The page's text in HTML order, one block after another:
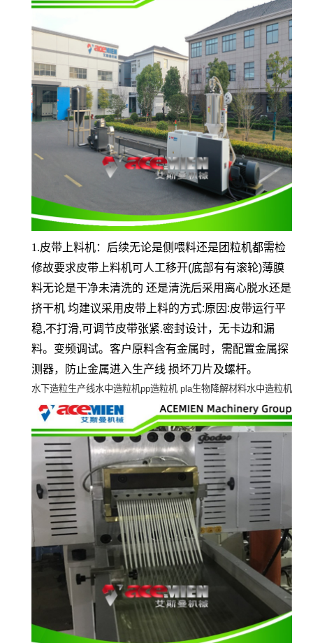
1.皮带上料机：后续无论是侧喂料还是团粒机都需检
修故要求皮带上料机可人工移开(底部有有滚轮)薄膜
料无论是干净未清洗的 还是清洗后采用离心脱水还是
挤干机 均建议采用皮带上料的方式:原因 :皮带运行平
稳,不打滑,可调节皮带张紧.密封设计，无卡边和漏
料。变频调试。客户原料含有金属时，需配置金属探
测器，防止金属进入生产线 损坏刀片及螺杆。
水下造粒生产线水中造粒机pp造粒机 pla生物降解材料水中造粒机